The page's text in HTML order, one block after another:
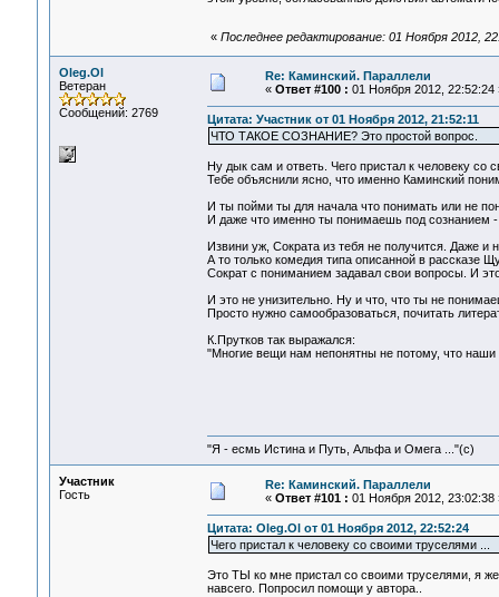
« Последнее редактирование: 01 Ноября 2012,
Oleg.Ol
Ветеран
Сообщений: 2769
Re: Каминский. Параллели
« Ответ #100 : 01 Ноября 2012, 22:52:24
Цитата: Участник от 01 Ноября 2012, 21:52:11
ЧТО ТАКОЕ СОЗНАНИЕ? Это простой вопрос.
Ну дык сам и ответь. Чего пристал к человеку со
Тебе объяснили ясно, что именно Каминский
И ты пойми ты для начала что понимать или не
И даже что именно ты понимаешь под сознанием -
Извини уж, Сократа из тебя не получится. Даже и
А то только комедия типа описанной в рассказе
Сократ с пониманием задавал свои вопросы. И
И это не унизительно. Ну и что, что ты не
Просто нужно самообразоваться, почитать
К.Прутков так выражался:
"Многие вещи нам непонятны не потому, что наши
"Я - есмь Истина и Путь, Альфа и Омега ..."(с)
Участник
Гость
Re: Каминский. Параллели
« Ответ #101 : 01 Ноября 2012, 23:02:38
Цитата: Oleg.Ol от 01 Ноября 2012, 22:52:24
Чего пристал к человеку со своими труселями ...
Это ТЫ ко мне пристал со своими труселями, я
навсего. Попросил помощи у автора..